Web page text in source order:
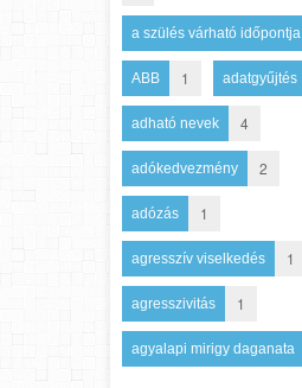
a szülés várható időpontja
ABB 1 adatgyűjtés
adható nevek 4
adókedvezmény 2
adózás 1
agresszív viselkedés 1
agresszivitás 1
agyalapi mirigy daganata